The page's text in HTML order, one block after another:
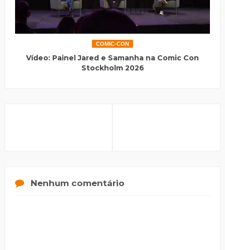
COMIC-CON
Vídeo: Painel Jared e Samanha na Comic Con
Stockholm 2026
Nenhum comentário